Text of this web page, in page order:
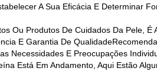
A Sua Eficácia E Determinar
Ou Produtos De Cuidados Da Pele,
E Garantia De
Necessidades E Preocupações
Está Em Andamento, Aqui Estão